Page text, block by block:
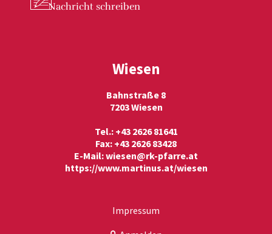
Nachricht schreiben
Wiesen
Bahnstraße 8
7203 Wiesen
Tel.: +43 2626 81641
Fax: +43 2626 83428
E-Mail:wiesen@rk-pfarre.at
https://www.martinus.at/wiesen
Impressum